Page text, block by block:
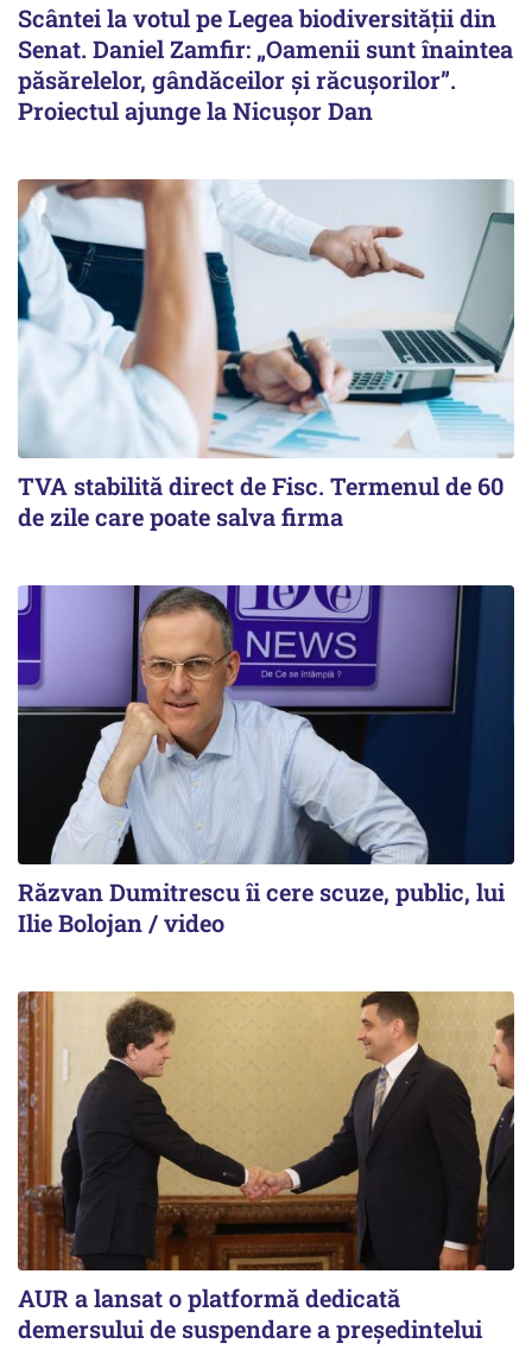
Scântei la votul pe Legea biodiversității din
Senat. Daniel Zamfir: „Oamenii sunt înaintea
păsărelelor, gândăceilor și răcușorilor”.
Proiectul ajunge la Nicușor Dan
TVA stabilită direct de Fisc. Termenul de 60
de zile care poate salva firma
Răzvan Dumitrescu îi cere scuze, public, lui
Ilie Bolojan / video
AUR a lansat o platformă dedicată
demersului de suspendare a președintelui